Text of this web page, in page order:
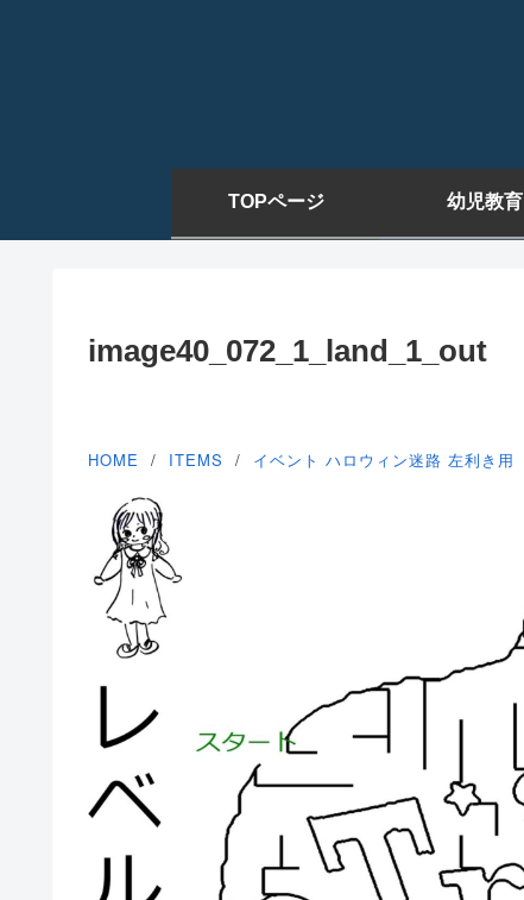
TOPページ 幼児教育
image40_072_1_land_1_out
HOME ITEMS イベント ハロウィン迷路 左利き用